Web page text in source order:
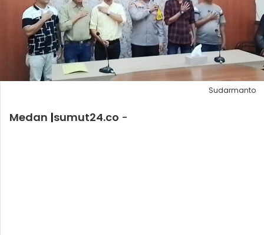
Sudarmanto
Medan |sumut24.co -